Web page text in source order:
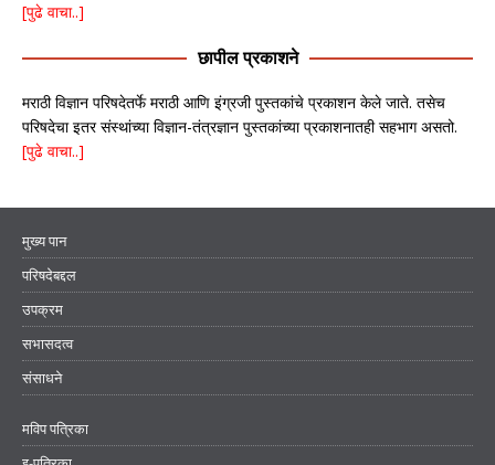
[पुढे वाचा..]
छापील प्रकाशने
मराठी विज्ञान परिषदेतर्फे मराठी आणि इंग्रजी पुस्तकांचे प्रकाशन केले जाते. तसेच
परिषदेचा इतर संस्थांच्या विज्ञान-तंत्रज्ञान पुस्तकांच्या प्रकाशनातही सहभाग असतो.
[पुढे वाचा..]
मुख्य पान
परिषदेबद्दल
उपक्रम
सभासदत्व
संसाधने
मविप पत्रिका